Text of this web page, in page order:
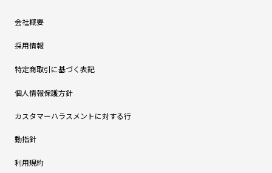
会社概要
採用情報
特定商取引に基づく表記
個人情報保護方針
カスタマーハラスメントに対する行
動指針
利用規約